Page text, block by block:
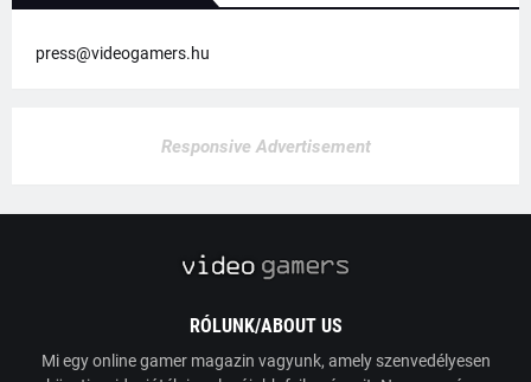
press@videogamers.hu
Responsive Advertisement
RÓLUNK/ABOUT US
Mi egy online gamer magazin vagyunk, amely szenvedélyesen